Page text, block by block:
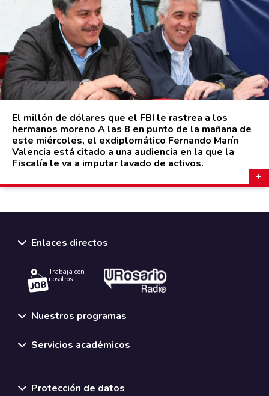
El millón de dólares que el FBI le rastrea a los
hermanos moreno A las 8 en punto de la mañana de
este miércoles, el exdiplomático Fernando Marín
Valencia está citado a una audiencia en la que la
Fiscalía le va a imputar lavado de activos.
Enlaces directos
Trabaja con
nosotros.
Nuestros programas
Servicios académicos
Protección de datos